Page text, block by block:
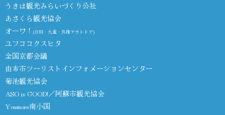
うきは観光みらいづくり公社
あさくら観光協会
オーワ！ (日田・九重・玖珠アウトドア)
ユフココクスヒタ
全国京都会議
由布市ツーリストインフォメーションセンター
菊池観光協会
ASO is GOOD!／阿蘇市観光協会
Youmore南小国